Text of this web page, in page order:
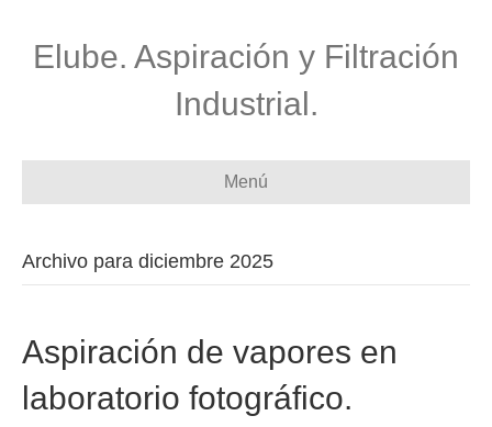
Elube. Aspiración y Filtración
Industrial.
Menú
Archivo para diciembre 2025
Aspiración de vapores en
laboratorio fotográfico.